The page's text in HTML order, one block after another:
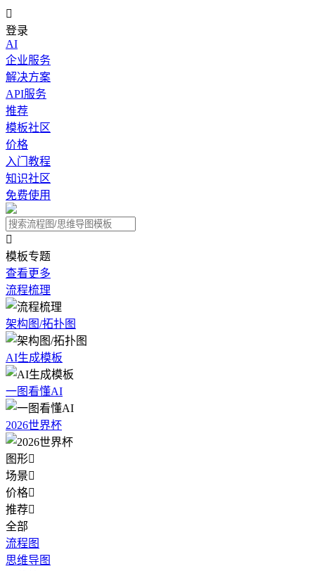

登录
AI
企业服务
解决方案
API服务
推荐
模板社区
价格
入门教程
知识社区
免费使用

模板专题
查看更多
流程梳理
架构图/拓扑图
AI生成模板
一图看懂AI
2026世界杯
图形
场景
价格
推荐
全部
流程图
思维导图